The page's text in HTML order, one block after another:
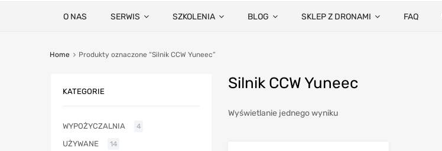
O NAS SERWIS SZKOLENIA BLOG SKLEP Z DRONAMI FAQ
Home Produkty oznaczone “Silnik CCW Yuneec”
Silnik CCW Yuneec
Wyświetlanie jednego wyniku
KATEGORIE
WYPOŻYCZALNIA 4
UŻYWANE 14